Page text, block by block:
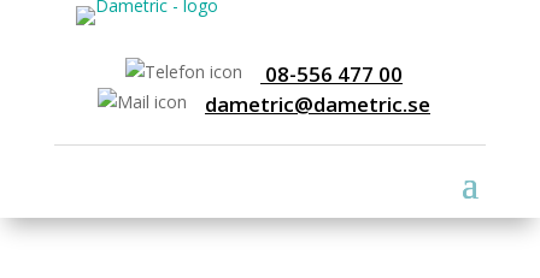
08-556 477 00
dametric@dametric.se